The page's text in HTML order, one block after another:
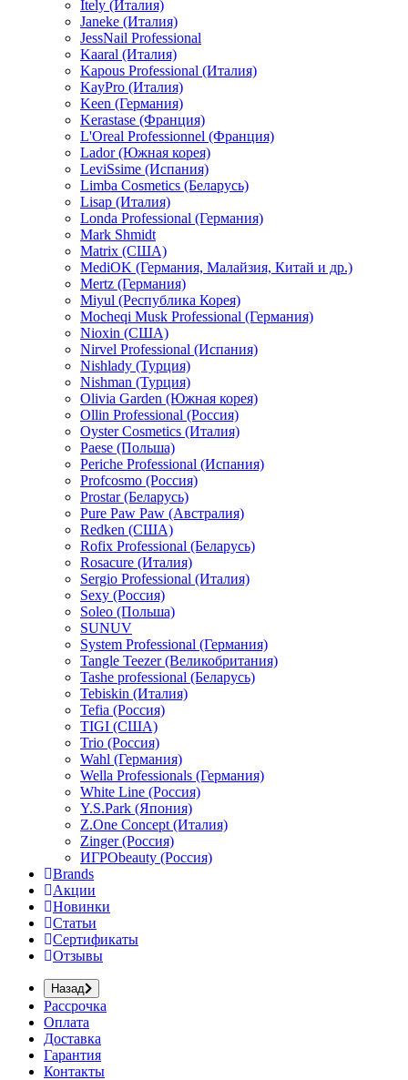
Itely (Италия)
Janeke (Италия)
JessNail Professional
Kaaral (Италия)
Kapous Professional (Италия)
KayPro (Италия)
Keen (Германия)
Kerastase (Франция)
L'Oreal Professionnel (Франция)
Lador (Южная корея)
LeviSsime (Испания)
Limba Cosmetics (Беларусь)
Lisap (Италия)
Londa Professional (Германия)
Mark Shmidt
Matrix (США)
MediOK (Германия, Малайзия, Китай и др.)
Mertz (Германия)
Miyul (Республика Корея)
Mocheqi Musk Professional (Германия)
Nioxin (США)
Nirvel Professional (Испания)
Nishlady (Турция)
Nishman (Турция)
Olivia Garden (Южная корея)
Ollin Professional (Россия)
Oyster Cosmetics (Италия)
Paese (Польша)
Periche Professional (Испания)
Profcosmo (Россия)
Prostar (Беларусь)
Pure Paw Paw (Австралия)
Redken (США)
Rofix Professional (Беларусь)
Rosacure (Италия)
Sergio Professional (Италия)
Sexy (Россия)
Soleo (Польша)
SUNUV
System Professional (Германия)
Tangle Teezer (Великобритания)
Tashe professional (Беларусь)
Tebiskin (Италия)
Tefia (Россия)
TIGI (США)
Trio (Россия)
Wahl (Германия)
Wella Professionals (Германия)
White Line (Россия)
Y.S.Park (Япония)
Z.One Concept (Италия)
Zinger (Россия)
ИГРОbeauty (Россия)
Brands
Акции
Новинки
Статьи
Сертификаты
Отзывы
Назад
Рассрочка
Оплата
Доставка
Гарантия
Контакты